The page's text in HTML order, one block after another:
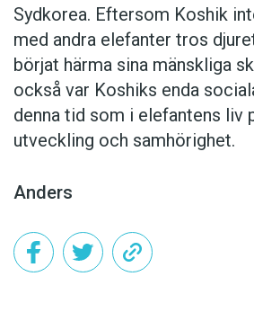
Sydkorea. Eftersom Koshik
med andra elefanter tros
börjat härma sina mänskliga
också var Koshiks enda
denna tid som i elefantens liv
utveckling och samhörighet.
Anders